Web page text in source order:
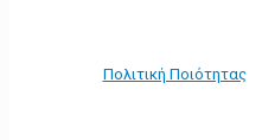
Πολιτική Ποιότητας